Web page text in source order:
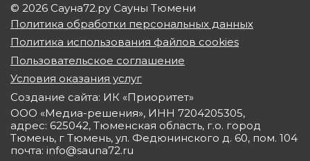
© 2026 Сауна72.ру Сауны Тюмени
Политика обработки персональных данных
Политика использования файлов cookies
Пользовательское соглашение
Условия оказания услуг
Создание сайта: ИК «Приоритет»
ООО «Медиа-решения», ИНН 7204205305,
адрес: 625042, Тюменская область, г.о. город
Тюмень, г Тюмень, ул. Федюнинского д. 60, пом. 104
почта: info@sauna72.ru